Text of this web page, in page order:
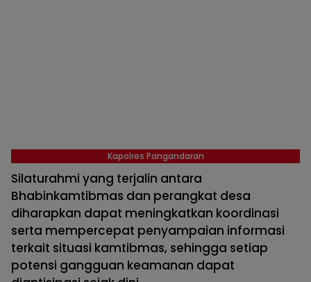
Kapolres Pangandaran
Silaturahmi yang terjalin antara
Bhabinkamtibmas dan perangkat desa
diharapkan dapat meningkatkan koordinasi
serta mempercepat penyampaian informasi
terkait situasi kamtibmas, sehingga setiap
potensi gangguan keamanan dapat